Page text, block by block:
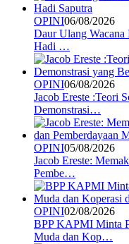
OPINI06/08/2026
Daur Ulang
Hadi …
OPINI06/08/2026
Jacob Ereste :Teori
Demonstrasi…
OPINI05/08/2026
Jacob Ereste:
Pembe…
OPINI02/08/2026
BPP KAPMI Minta
Muda dan Kop…